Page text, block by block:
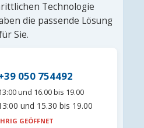
Technologie
die passende Lösung
Sie.
050 754492
und 16.00 bis 19.00
und 15.30 bis 19.00
GEÖFFNET